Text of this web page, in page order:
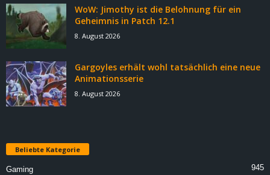
WoW: Jimothy ist die Belohnung für ein
Geheimnis in Patch 12.1
8. August 2026
Gargoyles erhält wohl tatsächlich eine neue
Animationsserie
8. August 2026
Beliebte Kategorie
Gaming 945